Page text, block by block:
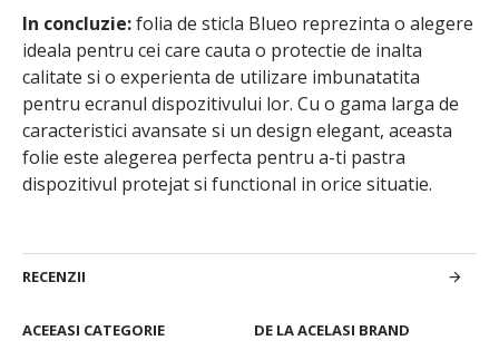
ACEEASI CATEGORIE DE LA ACELASI BRAND
In concluzie:folia de sticla Blueo reprezinta o alegere
ideala pentru cei care cauta o protectie de inalta
calitate si o experienta de utilizare imbunatatita
pentru ecranul dispozitivului lor. Cu o gama larga de
caracteristici avansate si un design elegant, aceasta
folie este alegerea perfecta pentru a-ti pastra
dispozitivul protejat si functional in orice situatie.
RECENZII